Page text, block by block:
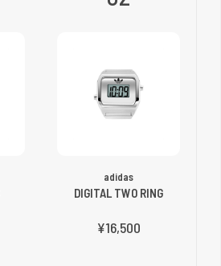
adidas
DIGITAL TWO RING
¥16,500